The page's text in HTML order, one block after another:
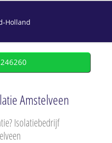
Holland
Amstelveen
Isolatiebedrijf